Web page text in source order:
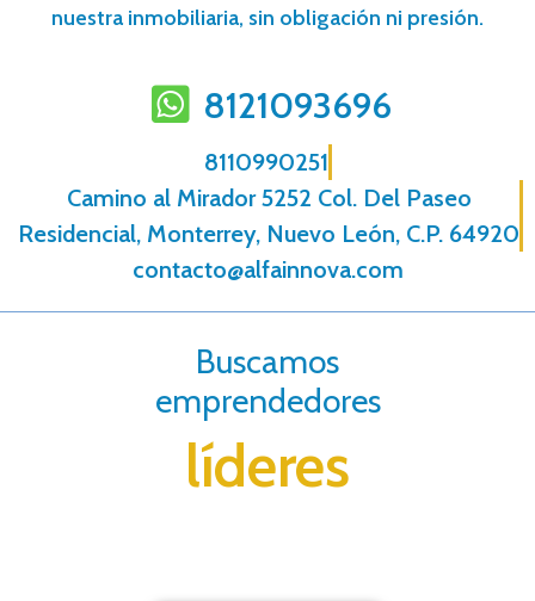
nuestra inmobiliaria, sin obligación ni presión.
8121093696
8110990251
Camino al Mirador 5252 Col. Del Paseo
Residencial, Monterrey, Nuevo León, C.P. 64920
contacto@alfainnova.com
Buscamos
emprendedores
líderes